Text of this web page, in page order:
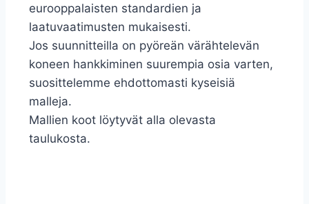
eurooppalaisten standardien ja
laatuvaatimusten mukaisesti.
Jos suunnitteilla on pyöreän värähtelevän
koneen hankkiminen suurempia osia varten,
suosittelemme ehdottomasti kyseisiä
malleja.
Mallien koot löytyvät alla olevasta
taulukosta.